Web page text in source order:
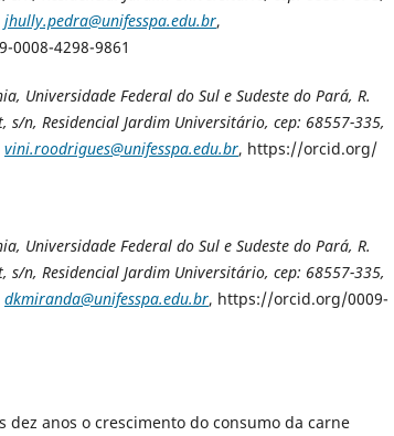
jhully.pedra@unifesspa.edu.br,
4298-9861
Universidade Federal do Sul e Sudeste do Pará, R.
s/n, Residencial Jardim Universitário, cep: 68557-335,
vini.roodrigues@unifesspa.edu.br, https://orcid.org/
Universidade Federal do Sul e Sudeste do Pará, R.
s/n, Residencial Jardim Universitário, cep: 68557-335,
dkmiranda@unifesspa.edu.br, https://orcid.org/0009-
dez anos o crescimento do consumo da carne